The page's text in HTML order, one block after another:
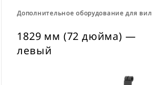
Дополнительное оборудование для вил
1829 мм (72 дюйма) —
левый